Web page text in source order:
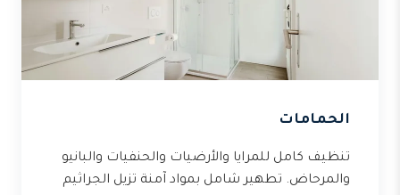
الحمامات
تنظيف كامل للمرايا والأرضيات والحنفيات والبانيو
والمرحاض. تطهير شامل بمواد آمنة تزيل الجراثيم